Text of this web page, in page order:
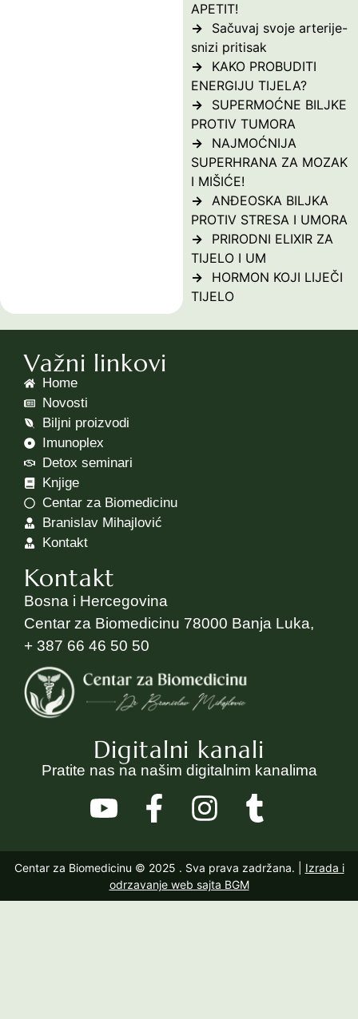
APETIT!
Sačuvaj svoje arterije-
snizi pritisak
KAKO PROBUDITI
ENERGIJU TIJELA?
SUPERMOĆNE BILJKE
PROTIV TUMORA
NAJMOĆNIJA
SUPERHRANA ZA MOZAK
I MIŠIĆE!
ANĐEOSKA BILJKA
PROTIV STRESA I UMORA
PRIRODNI ELIXIR ZA
TIJELO I UM
HORMON KOJI LIJEČI
TIJELO
Važni linkovi
Home
Novosti
Biljni proizvodi
Imunoplex
Detox seminari
Knjige
Centar za Biomedicinu
Branislav Mihajlović
Kontakt
Kontakt
Bosna i Hercegovina
Centar za Biomedicinu 78000 Banja Luka,
+ 387 66 46 50 50
Digitalni kanali
Pratite nas na našim digitalnim kanalima
Centar za Biomedicinu © 2025 . Sva prava zadržana. | Izrada i
odrzavanje web sajta BGM